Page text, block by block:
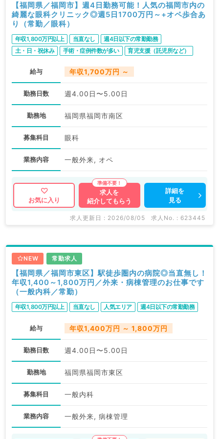
【福岡県／福岡市】週4日勤務可能！人気の福岡市内の
綺麗な眼科クリニック◎週5日1700万円～+オペ歩合あ
り（常勤／眼科）
年収1,800万円以上 当直なし
週4日以下の常勤勤務
土・日・祝休み
手術・症例件数が多い 育児支援（託児所など）
給与 年収1,700万円 ～
勤務日数 週4.00日〜5.00日
勤務地 福岡県福岡市南区
募集科目 眼科
業務内容 一般外来, オペ
お気に入り
求人を
紹介してもらう
詳細を
見る
求人更新日 : 2026/08/05 求人No. : 623445
NEW 常勤求人
【福岡県／福岡市東区】駅徒歩圏内の病院◎当直無し！
年収1,400～1,800万円／外来・病棟管理のお仕事です
（一般内科／常勤）
年収1,800万円以上 当直なし 人気エリア 週4日以下の常勤勤務
給与 年収1,400万円 ～ 1,800万円
勤務日数 週4.00日〜5.00日
勤務地 福岡県福岡市東区
募集科目 一般内科
業務内容 一般外来, 病棟管理